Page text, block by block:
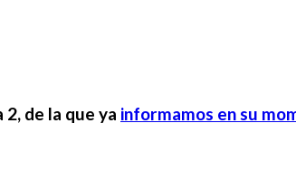
de la que ya informamos en su